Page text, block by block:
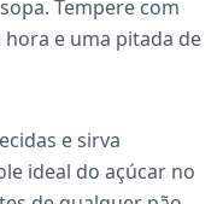
Tempere com
e uma pitada de
e sirva
ideal do açúcar no